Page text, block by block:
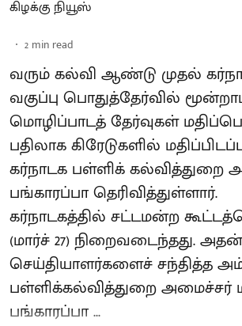
கிழக்கு நியூஸ்
2 min read
வரும் கல்வி ஆண்டு முதல்
வகுப்பு பொதுத்தேர்வில்
மொழிப்பாடத் தேர்வுகள்
பதிலாக கிரேடுகளில்
கர்நாடக பள்ளிக் கல்வித்துறை
பங்காரப்பா தெரிவித்துள்ளார்.
கர்நாடகத்தில் சட்டமன்ற
(மார்ச் 27) நிறைவடைந்தது.
செய்தியாளர்களைச் சந்தித்த
பள்ளிக்கல்வித்துறை அமைச்சர்
பங்காரப்பா ...